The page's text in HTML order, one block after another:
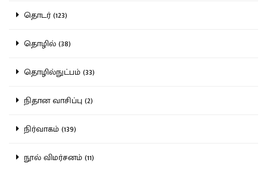
தொடர் (123)
தொழில் (38)
தொழில்நுட்பம் (33)
நிதான வாசிப்பு (2)
நிர்வாகம் (139)
நூல் விமர்சனம் (11)